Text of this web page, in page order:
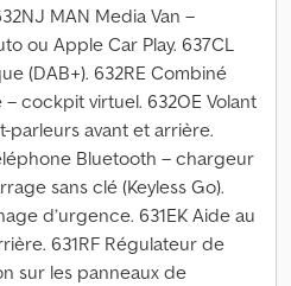
MAN Media Van –
ou Apple Car Play. 637CL
(DAB+). 632RE Combiné
cockpit virtuel. 632OE Volant
parleurs avant et arrière.
Bluetooth – chargeur
sans clé (Keyless Go).
d’urgence. 631EK Aide au
631RF Régulateur de
sur les panneaux de